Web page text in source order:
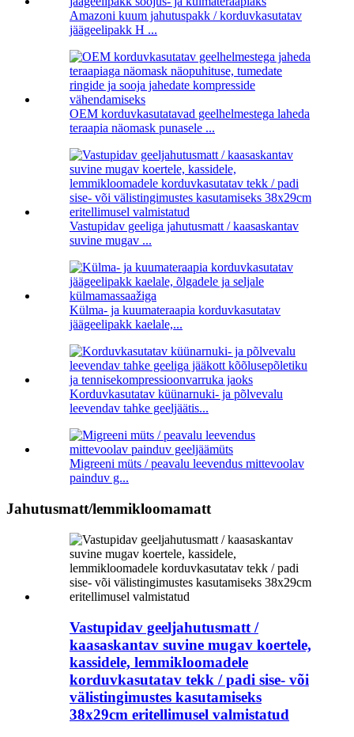
Amazoni kuum jahutuspakk / korduvkasutatav
jäägeelipakk H ...
OEM korduvkasutatavad geelhelmestega laheda
teraapia näomask punasele ...
Vastupidav geeliga jahutusmatt / kaasaskantav
suvine mugav ...
Külma- ja kuumateraapia korduvkasutatav
jäägeelipakk kaelale,...
Korduvkasutatav küünarnuki- ja põlvevalu
leevendav tahke geeljäätis...
Migreeni müts / peavalu leevendus mittevoolav
painduv g...
Jahutusmatt/lemmikloomamatt
Vastupidav geeljahutusmatt /
kaasaskantav suvine mugav koertele,
kassidele, lemmikloomadele
korduvkasutatav tekk / padi sise- või
välistingimustes kasutamiseks
38x29cm eritellimusel valmistatud